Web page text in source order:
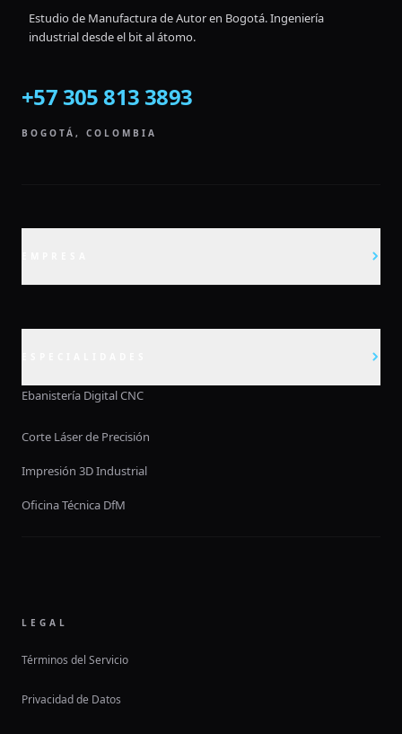
Estudio de Manufactura de Autor en Bogotá.Ingeniería
industrial desde el bit al átomo.
+57 305 813 3893
BOGOTÁ, COLOMBIA
Ebanistería Digital CNC
Corte Láser de Precisión
Impresión 3D Industrial
Oficina Técnica DfM
LEGAL
Términos del Servicio
Privacidad de Datos